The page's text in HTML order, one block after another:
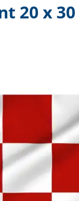
20 x 30